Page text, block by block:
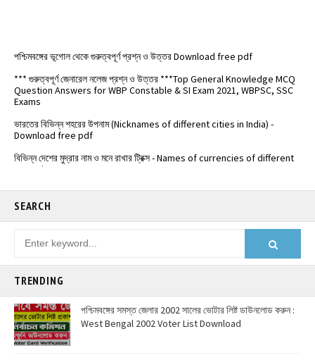
*** গুরুত্বপূর্ণ জেনারেল নলেজ প্রশ্ন ও উত্তর ***Top General Knowledge MCQ
Question Answers for WBP Constable & SI Exam 2021, WBPSC, SSC
Exams
ভারতের বিভিন্ন শহরের উপনাম (Nicknames of different cities in India) -
Download free pdf
বিভিন্ন দেশের মুদ্রার নাম ও মনে রাখার ট্রিক্স - Names of currencies of different
countries
SEARCH
TRENDING
পশ্চিমবঙ্গের সমস্ত জেলার 2002 সালের ভোটার লিষ্ট ডাউনলোড করুন :
West Bengal 2002 Voter List Download